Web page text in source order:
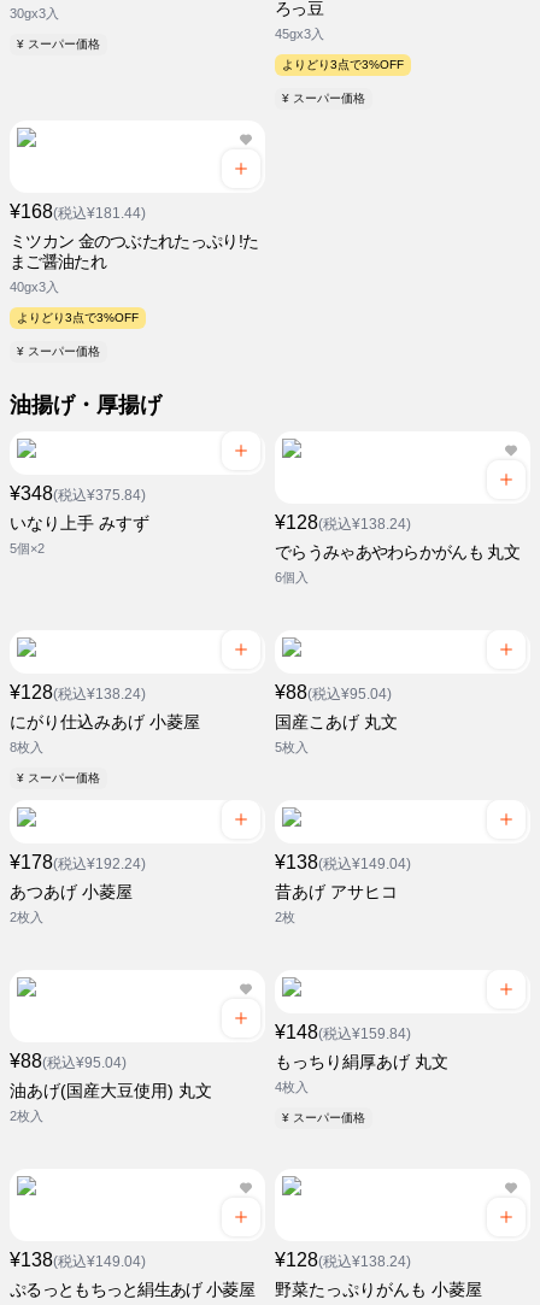
30gx3入
¥ スーパー価格
ろっ豆
45gx3入
よりどり3点で3%OFF
¥ スーパー価格
¥168(税込¥181.44)
ミツカン 金のつぶたれたっぷり!た
まご醤油たれ
40gx3入
よりどり3点で3%OFF
¥ スーパー価格
油揚げ・厚揚げ
¥348(税込¥375.84)
いなり上手 みすず
5個×2
¥128(税込¥138.24)
でらうみゃあやわらかがんも 丸文
6個入
¥128(税込¥138.24)
にがり仕込みあげ 小菱屋
8枚入
¥ スーパー価格
¥88(税込¥95.04)
国産こあげ 丸文
5枚入
¥178(税込¥192.24)
あつあげ 小菱屋
2枚入
¥138(税込¥149.04)
昔あげ アサヒコ
2枚
¥88(税込¥95.04)
油あげ(国産大豆使用) 丸文
2枚入
¥148(税込¥159.84)
もっちり絹厚あげ 丸文
4枚入
¥ スーパー価格
¥138(税込¥149.04)
ぷるっともちっと絹生あげ 小菱屋
¥128(税込¥138.24)
野菜たっぷりがんも 小菱屋